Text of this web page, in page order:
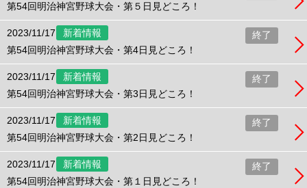
第54回明治神宮野球大会・第５日見どころ！
2023/11/17 新着情報
終了
第54回明治神宮野球大会・第4日見どころ！
2023/11/17 新着情報
終了
第54回明治神宮野球大会・第3日見どころ！
2023/11/17 新着情報
終了
第54回明治神宮野球大会・第2日見どころ！
2023/11/17 新着情報
終了
第54回明治神宮野球大会・第１日見どころ！